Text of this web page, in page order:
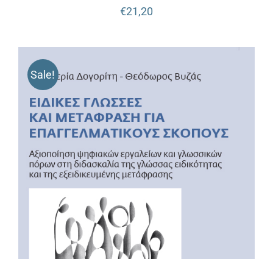
€21,20
Sale!